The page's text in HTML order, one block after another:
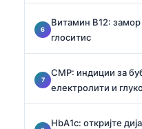
Витамин B12:
глоситис
CMP: индиции за
електролити и
HbA1c: откријте